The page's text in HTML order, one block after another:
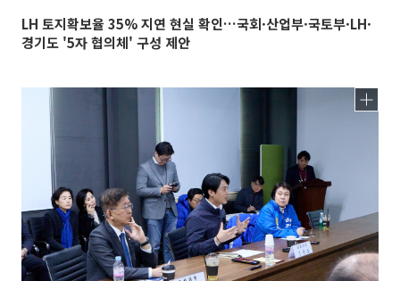
LH 토지확보율 35% 지연 현실 확인…국회·산업부·국토부·LH·
경기도 '5자 협의체' 구성 제안